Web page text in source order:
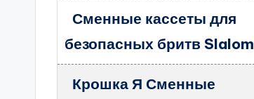
Сменные кассеты для
безопасных бритв Slalom
Крошка Я Сменные